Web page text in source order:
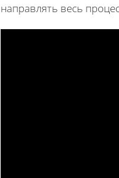
направлять весь